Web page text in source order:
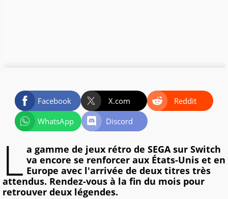
Facebook X.com
Reddit
WhatsApp
Discord
L a gamme de jeux rétro de SEGA sur Switch
va encore se renforcer aux États-Unis et en
Europe avec l'arrivée de deux titres très
attendus. Rendez-vous à la fin du mois pour
retrouver deux légendes.